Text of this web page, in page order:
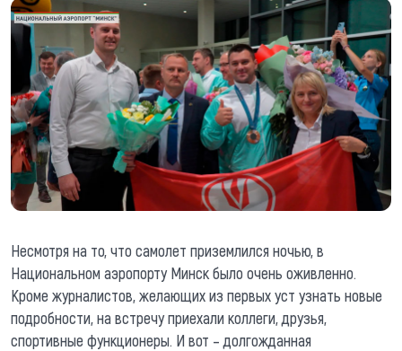
Несмотря на то, что самолет приземлился ночью, в
Национальном аэропорту Минск было очень оживленно.
Кроме журналистов, желающих из первых уст узнать новые
подробности, на встречу приехали коллеги, друзья,
спортивные функционеры. И вот – долгожданная